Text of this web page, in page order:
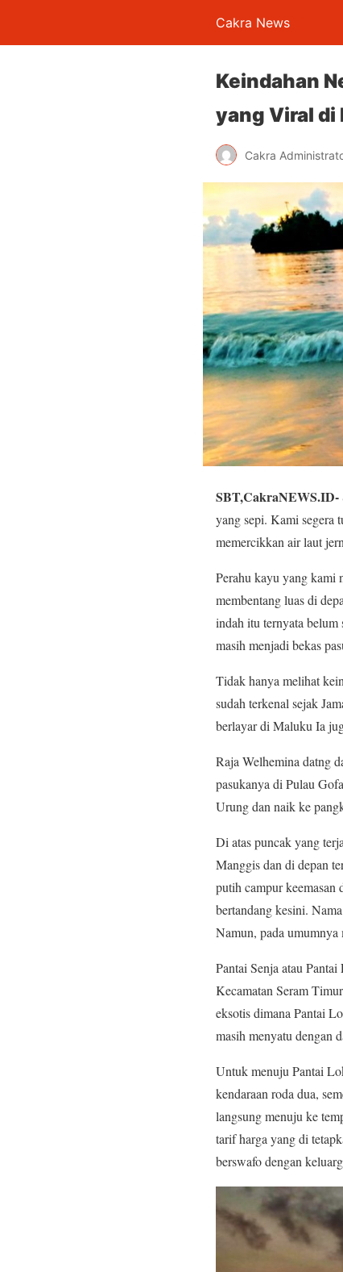
Cakra News
Keindahan
yang Viral di
Cakra
SBT,CakraNEWS.ID-
yang sepi. Kami segera
memercikkan air laut
Perahu kayu yang kami
membentang luas di
indah itu ternyata belum
masih menjadi bekas
Tidak hanya melihat
sudah terkenal sejak
berlayar di Maluku Ia
Raja Welhemina datng
pasukanya di Pulau
Urung dan naik ke
Di atas puncak yang
Manggis dan di depan
putih campur keemasan
bertandang kesini.
Namun, pada
Pantai Senja atau
Kecamatan Seram
eksotis dimana Pantai
masih menyatu dengan
Untuk menuju Pantai
kendaraan roda dua,
langsung menuju ke
tarif harga yang di
berswafo dengan